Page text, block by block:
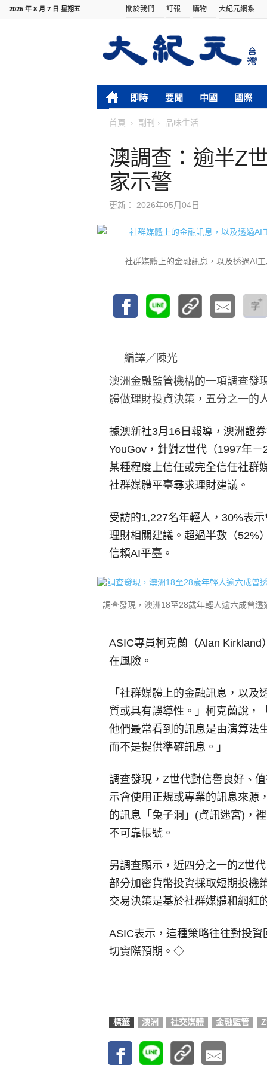
2026 年 8 月 7 日 星期五 關於我們 訂報 購物 大紀元網系
即時 要聞 中國 國際
首頁 副刊 品味生活
澳調查：逾半Z
家示警
更新： 2026年05月04日
社群媒體上的金融訊息，以及透過AI
編譯／陳光
澳洲金融監管機構的一項調查發
體做理財投資決策，五分之一的
據澳新社3月16日報導，澳洲證
YouGov，針對Z世代（1997年
某種程度上信任或完全信任社群
社群媒體平臺尋求理財建議。
受訪的1,227名年輕人，30%表
理財相關建議。超過半數（52%
信賴AI平臺。
調查發現，澳洲18至28歲年輕人逾六成曾
ASIC專員柯克蘭（Alan
在風險。
「社群媒體上的金融訊息，以
質或具有誤導性。」柯克蘭說，
他們最常看到的訊息是由演算法
而不是提供準確訊息。」
調查發現，Z世代對信譽良好、
示會使用正規或專業的訊息來源
的訊息「兔子洞」(資訊迷宮)，
不可靠帳號。
另調查顯示，近四分之一的Z世
部分加密貨幣投資採取短期投機
交易決策是基於社群媒體和網紅
ASIC表示，這種策略往往對投
切實際預期。◇
標籤 澳洲 社交媒體 金融監管